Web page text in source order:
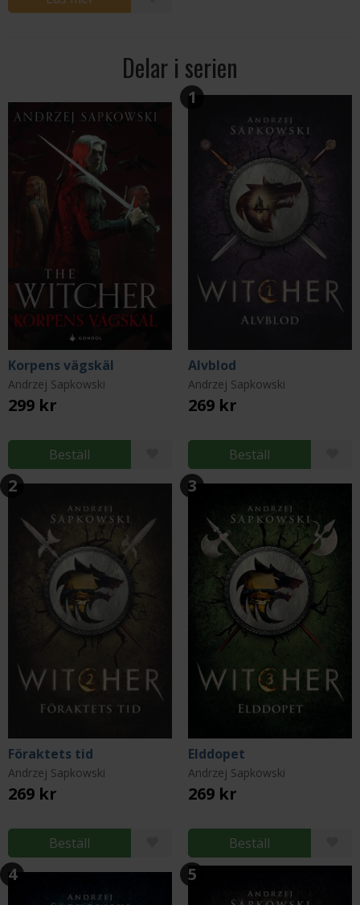
Delar i serien
Korpens vägskäl
Andrzej Sapkowski
299 kr
Beställ
1
Alvblod
Andrzej Sapkowski
269 kr
Beställ
2
Föraktets tid
Andrzej Sapkowski
269 kr
Beställ
3
Elddopet
Andrzej Sapkowski
269 kr
Beställ
4 5